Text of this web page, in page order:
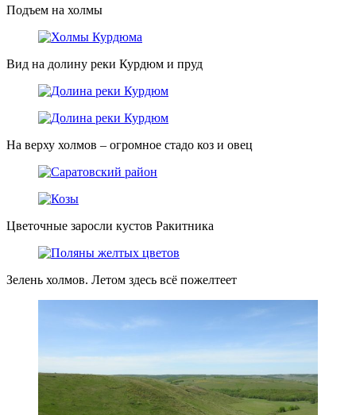
Подъем на холмы
Вид на долину реки Курдюм и пруд
На верху холмов – огромное стадо коз и овец
Цветочные заросли кустов Ракитника
Зелень холмов. Летом здесь всё пожелтеет